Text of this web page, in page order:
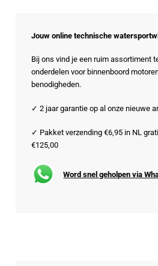
Jouw online technische
Bij ons vind je een ruim assortiment
onderdelen voor binnenboord
benodigheden.
✓ 2 jaar garantie op al onze nieuwe
✓ Pakket verzending €6,95 in NL
€125,00
Word snel geholpen via